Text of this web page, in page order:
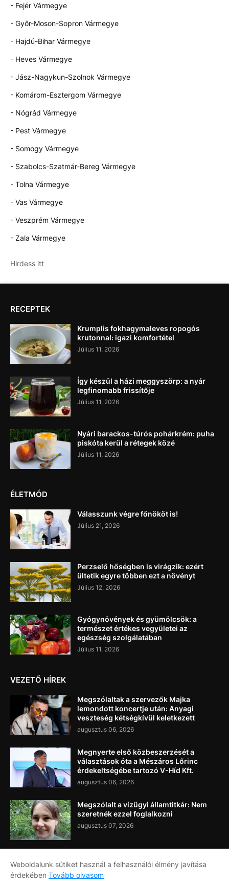
- Fejér Vármegye
- Győr-Moson-Sopron Vármegye
- Hajdú-Bihar Vármegye
- Heves Vármegye
- Jász-Nagykun-Szolnok Vármegye
- Komárom-Esztergom Vármegye
- Nógrád Vármegye
- Pest Vármegye
- Somogy Vármegye
- Szabolcs-Szatmár-Bereg Vármegye
- Tolna Vármegye
- Vas Vármegye
- Veszprém Vármegye
- Zala Vármegye
Hirdess itt
RECEPTEK
Krumplis fokhagymaleves ropogós
krutonnal: igazi komfortétel
Július 11, 2026
Így készül a házi meggyszörp: a nyár
legfinomabb frissítője
Július 11, 2026
Nyári barackos-túrós pohárkrém: puha
piskóta kerül a rétegek közé
Július 11, 2026
ÉLETMÓD
Válasszunk végre főnököt is!
Július 21, 2026
Perzselő hőségben is virágzik: ezért
ültetik egyre többen ezt a növényt
Július 12, 2026
Gyógynövények és gyümölcsök: a
természet értékes vegyületei az
egészség szolgálatában
Július 11, 2026
VEZETŐ HÍREK
Megszólaltak a szervezők Majka
lemondott koncertje után: Anyagi
veszteség kétségkívül keletkezett
augusztus 06, 2026
Megnyerte első közbeszerzését a
választások óta a Mészáros Lőrinc
érdekeltségébe tartozó V-Híd Kft.
augusztus 06, 2026
Megszólalt a vízügyi államtitkár: Nem
szeretnék ezzel foglalkozni
augusztus 07, 2026
Címlap Rólunk
Weboldalunk sütiket használ a felhasználói élmény javítása
érdekében Tovább olvasom